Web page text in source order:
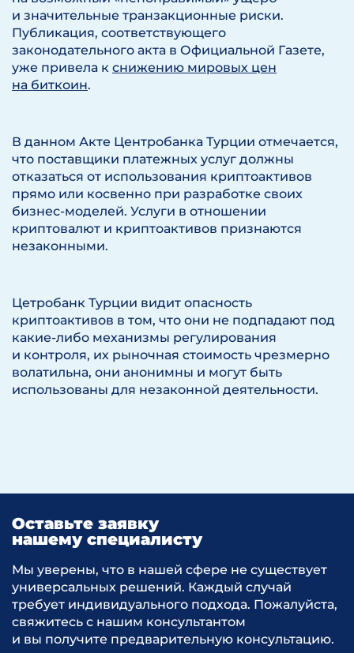
и значительные транзакционные риски.
Публикация, соответствующего
законодательного акта в Официальной Газете,
уже привела к снижению мировых цен
на биткоин.
В данном Акте Центробанка Турции отмечается,
что поставщики платежных услуг должны
отказаться от использования криптоактивов
прямо или косвенно при разработке своих
бизнес-моделей. Услуги в отношении
криптовалют и криптоактивов признаются
незаконными.
Цетробанк Турции видит опасность
криптоактивов в том, что они не подпадают под
какие-либо механизмы регулирования
и контроля, их рыночная стоимость чрезмерно
волатильна, они анонимны и могут быть
использованы для незаконной деятельности.
Оставьте заявку
нашему специалисту
Мы уверены, что в нашей сфере не существует
универсальных решений. Каждый случай
требует индивидуального подхода. Пожалуйста,
свяжитесь с нашим консультантом
и вы получите предварительную консультацию.